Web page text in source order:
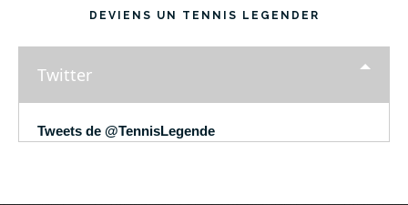
DEVIENS UN TENNIS LEGENDER
Twitter
Tweets de @TennisLegende